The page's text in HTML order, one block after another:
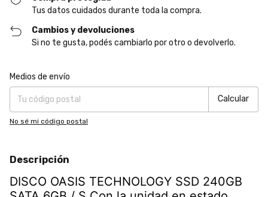
Tus datos cuidados durante toda la compra.
Cambios y devoluciones
Si no te gusta, podés cambiarlo por otro o devolverlo.
Entregas para el CP:
Medios de envío
Calcular
No sé mi código postal
Descripción
DISCO OASIS TECHNOLOGY SSD 240GB